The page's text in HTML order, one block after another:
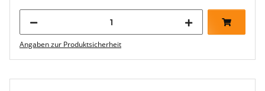
Angaben zur Produktsicherheit